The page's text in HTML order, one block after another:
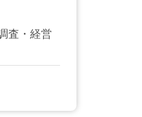
査・経営